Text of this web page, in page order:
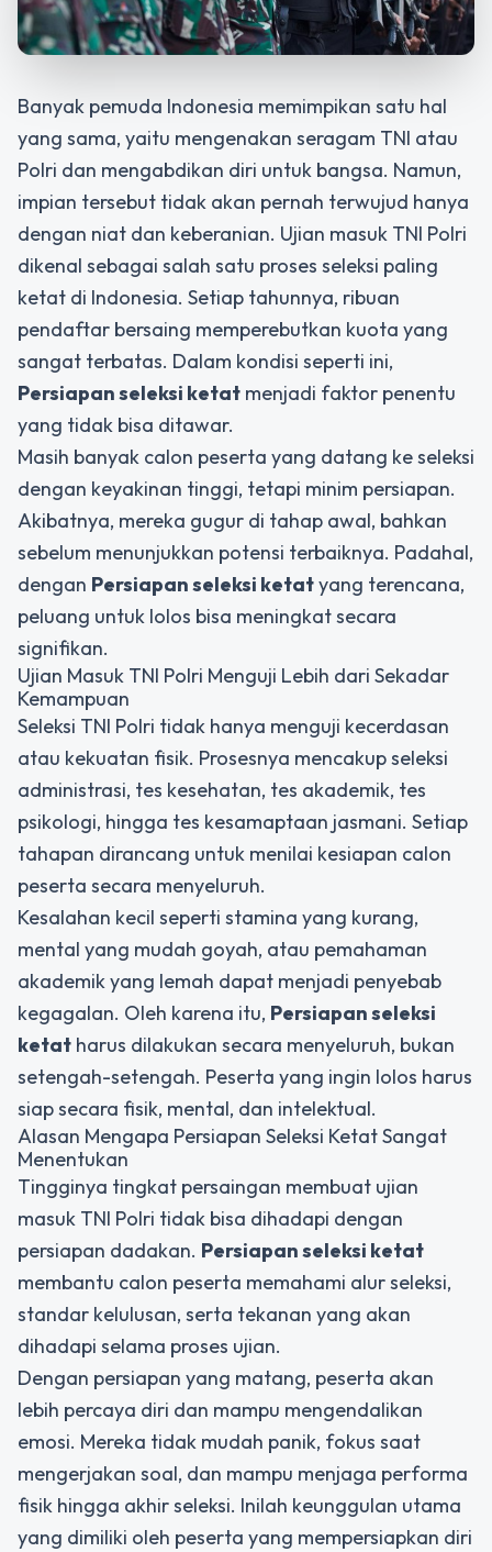
Banyak pemuda Indonesia memimpikan satu hal
yang sama, yaitu mengenakan seragam TNI atau
Polri dan mengabdikan diri untuk bangsa. Namun,
impian tersebut tidak akan pernah terwujud hanya
dengan niat dan keberanian. Ujian masuk TNI Polri
dikenal sebagai salah satu proses seleksi paling
ketat di Indonesia. Setiap tahunnya, ribuan
pendaftar bersaing memperebutkan kuota yang
sangat terbatas. Dalam kondisi seperti ini,
Persiapan seleksi ketat menjadi faktor penentu
yang tidak bisa ditawar.
Masih banyak calon peserta yang datang ke seleksi
dengan keyakinan tinggi, tetapi minim persiapan.
Akibatnya, mereka gugur di tahap awal, bahkan
sebelum menunjukkan potensi terbaiknya. Padahal,
dengan Persiapan seleksi ketatyang terencana,
peluang untuk lolos bisa meningkat secara
signifikan.
Ujian Masuk TNI Polri Menguji Lebih dari Sekadar
Kemampuan
Seleksi TNI Polri tidak hanya menguji kecerdasan
atau kekuatan fisik. Prosesnya mencakup seleksi
administrasi, tes kesehatan, tes akademik, tes
psikologi, hingga tes kesamaptaan jasmani. Setiap
tahapan dirancang untuk menilai kesiapan calon
peserta secara menyeluruh.
Kesalahan kecil seperti stamina yang kurang,
mental yang mudah goyah, atau pemahaman
akademik yang lemah dapat menjadi penyebab
kegagalan. Oleh karena itu, Persiapan seleksi
ketat harus dilakukan secara menyeluruh, bukan
setengah-setengah. Peserta yang ingin lolos harus
siap secara fisik, mental, dan intelektual.
Alasan Mengapa Persiapan Seleksi Ketat Sangat
Menentukan
Tingginya tingkat persaingan membuat ujian
masuk TNI Polri tidak bisa dihadapi dengan
persiapan dadakan. Persiapan seleksi ketat
membantu calon peserta memahami alur seleksi,
standar kelulusan, serta tekanan yang akan
dihadapi selama proses ujian.
Dengan persiapan yang matang, peserta akan
lebih percaya diri dan mampu mengendalikan
emosi. Mereka tidak mudah panik, fokus saat
mengerjakan soal, dan mampu menjaga performa
fisik hingga akhir seleksi. Inilah keunggulan utama
yang dimiliki oleh peserta yang mempersiapkan diri